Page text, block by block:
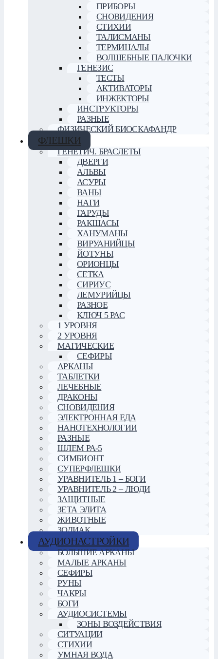
ПРИБОРЫ
СНОВИДЕНИЯ
СТИХИИ
ТАЛИСМАНЫ
ТЕРМИНАЛЫ
ВОЛШЕБНЫЕ ПАЛОЧКИ
ГЕНЕЗИС
ТЕСТЫ
АКТИВАТОРЫ
ИНЖЕКТОРЫ
ИНСТРУКТОРЫ
РАЗНЫЕ
ФИЗИЧЕСКИЙ БИОСКАФАНДР
ФЛЕШКИ
ГЕНЕТИЧ. БРАСЛЕТЫ
ДВЕРГИ
АЛЬВЫ
АСУРЫ
ВАНЫ
НАГИ
ГАРУДЫ
РАКШАСЫ
ХАНУМАНЫ
ВИРУАНИЙЦЫ
ЙОТУНЫ
ОРИОНЦЫ
СЕТКА
СИРИУС
ЛЕМУРИЙЦЫ
РАЗНОЕ
КЛЮЧ 5 РАС
1 УРОВНЯ
2 УРОВНЯ
МАГИЧЕСКИЕ
СЕФИРЫ
АРКАНЫ
ТАБЛЕТКИ
ЛЕЧЕБНЫЕ
ДРАКОНЫ
СНОВИДЕНИЯ
ЭЛЕКТРОННАЯ ЕДА
НАНОТЕХНОЛОГИИ
РАЗНЫЕ
ШЛЕМ РА-5
СИМБИОНТ
СУПЕРФЛЕШКИ
УРАВНИТЕЛЬ 1 – БОГИ
УРАВНИТЕЛЬ 2 – ЛЮДИ
ЗАЩИТНЫЕ
ЗЕТА ЭЛИТА
ЖИВОТНЫЕ
ЗОДИАК
АУДИОНАСТРОЙКИ
БОЛЬШИЕ АРКАНЫ
МАЛЫЕ АРКАНЫ
СЕФИРЫ
РУНЫ
ЧАКРЫ
БОГИ
АУДИОСИСТЕМЫ
ЗОНЫ ВОЗДЕЙСТВИЯ
СИТУАЦИИ
СТИХИИ
УМНАЯ ВОДА